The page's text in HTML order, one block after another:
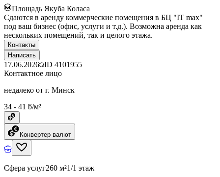
Площадь Якуба Коласа
Сдаются в аренду коммерческие помещения в БЦ "IT max"
под ваш бизнес (офис, услуги и т.д.). Возможна аренда как
нескольких помещений, так и целого этажа.
Контакты
Написать
17.06.2026 ID 4101955
Контактное лицо
недалеко от г. Минск
34 - 41 ƃ/м²
Конвертер валют
Сфера услуг260 м²1/1 этаж